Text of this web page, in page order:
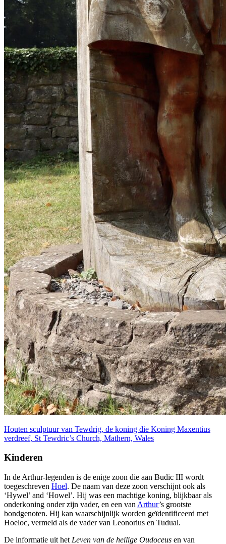
Houten sculptuur van Tewdrig, de koning die Koning Maxentius
verdreef, St Tewdric’s Church, Mathern, Wales
Kinderen
In de Arthur-legenden is de enige zoon die aan Budic III wordt
toegeschreven Hoel. De naam van deze zoon verschijnt ook als
‘Hywel’ and ‘Howel’. Hij was een machtige koning, blijkbaar als
onderkoning onder zijn vader, en een van Arthur’s grootste
bondgenoten. Hij kan waarschijnlijk worden geïdentificeerd met
Hoeloc, vermeld als de vader van Leonorius en Tudual.
De informatie uit het Leven van de heilige Oudoceus en van